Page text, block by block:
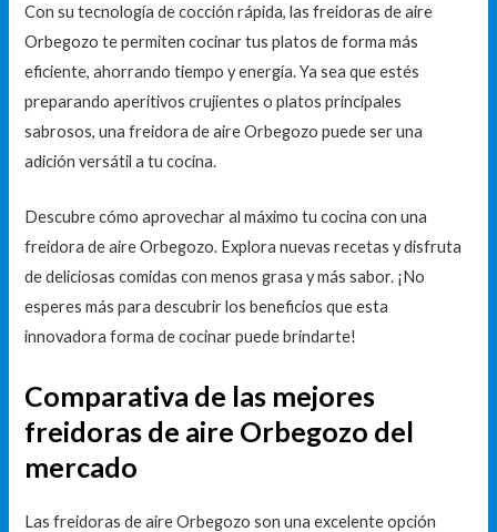
Con su tecnología de cocción rápida, las freidoras de aire
Orbegozo te permiten cocinar tus platos de forma más
eficiente, ahorrando tiempo y energía. Ya sea que estés
preparando aperitivos crujientes o platos principales
sabrosos, una freidora de aire Orbegozo puede ser una
adición versátil a tu cocina.
Descubre cómo aprovechar al máximo tu cocina con una
freidora de aire Orbegozo. Explora nuevas recetas y disfruta
de deliciosas comidas con menos grasa y más sabor. ¡No
esperes más para descubrir los beneficios que esta
innovadora forma de cocinar puede brindarte!
Comparativa de las mejores
freidoras de aire Orbegozo del
mercado
Las freidoras de aire Orbegozo son una excelente opción